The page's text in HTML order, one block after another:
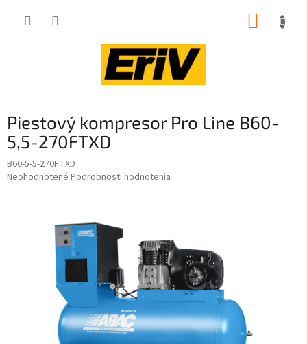
Piestový kompresor Pro Line B60-
5,5-270FTXD
B60-5-5-270FTXD
Priemerné
Neohodnotené Podrobnosti hodnotenia